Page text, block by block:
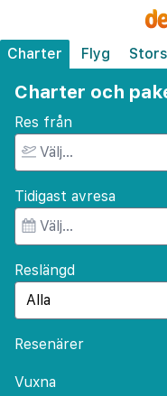
Charter Flyg
Charter och
Res från
Tidigast avresa
Reslängd
Resenärer
Vuxna